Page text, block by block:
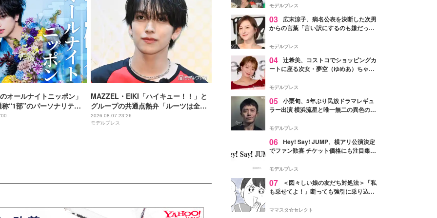
オールナイトニッポン」
“1部”のパーソナリティ
MAZZEL・EIKI「ハイキュー！！」と
グループの共通点熱弁「ルーツは全然
違うんですけど」
2026.08.07 23:26
モデルプレス
「かっこいい」と反響
モデルプレス
03
広末涼子、病名公表を決断した次男
からの言葉「言い訳にするのも嫌だっ
モデルプレス
04 辻希美、コストコでショッピングカ
ートに座る次女・夢空（ゆめあ）ちゃん
ぎ」「成長を感じる」の声
モデルプレス
05 小栗旬、5年ぶり民放ドラマレギュ
ラー出演 横浜流星と唯一無二の異色のバ
モデルプレス
06 Hey! Say! JUMP、横アリ公演決定
でファン歓喜 チケット価格にも注目集ま
モデルプレス
07
＜図々しい娘の友だち対処法＞「私
も乗せてよ！」断っても強引に乗り込ん
ママスタ☆セレクト